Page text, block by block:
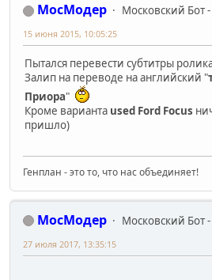
МосМодер Московский Бот -
15 июня 2015, 10:05:25
Пытался перевести субтитры
Залип на переводе на английский "
Приора"
Кроме варианта used Ford Focus
пришло)
Генплан - это то, что нас объединяет!
МосМодер Московский Бот -
27 июля 2017, 13:35:15